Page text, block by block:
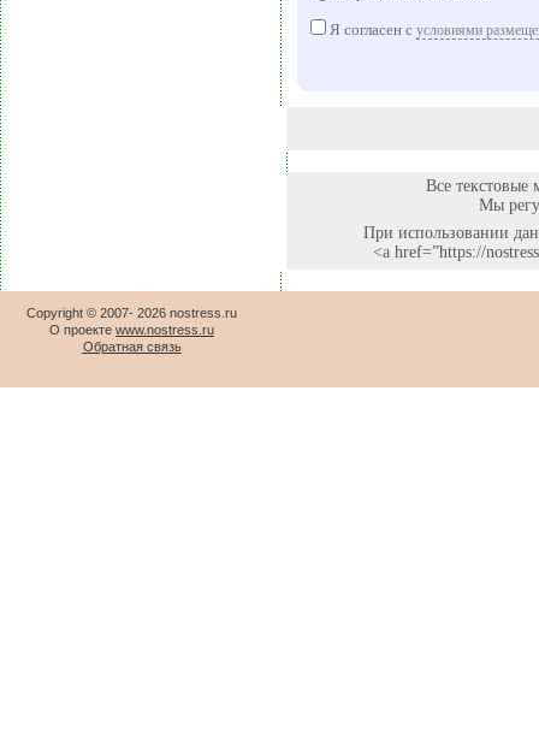
Я согласен с условиями
Все текстовые
Мы
При использовании
<a href=”https://
Copyright © 2007- 2026 nostress.ru
О проекте www.nostress.ru
Обратная связь